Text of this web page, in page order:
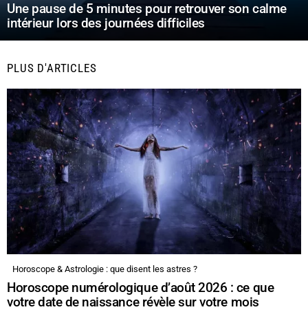
Une pause de 5 minutes pour retrouver son calme
intérieur lors des journées difficiles
PLUS D'ARTICLES
Horoscope & Astrologie : que disent les astres ?
Horoscope numérologique d’août 2026 : ce que
votre date de naissance révèle sur votre mois